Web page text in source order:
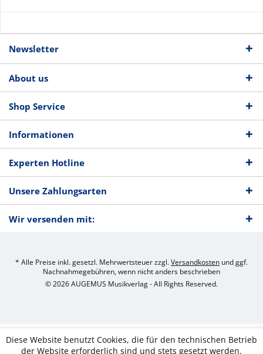
Newsletter
About us
Shop Service
Informationen
Experten Hotline
Unsere Zahlungsarten
Wir versenden mit:
* Alle Preise inkl. gesetzl. Mehrwertsteuer zzgl.Versandkosten und ggf.
Nachnahmegebühren, wenn nicht anders beschrieben
© 2026 AUGEMUS Musikverlag - All Rights Reserved.
Diese Website benutzt Cookies, die für den technischen Betrieb
der Website erforderlich sind und stets gesetzt werden.